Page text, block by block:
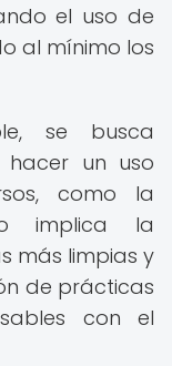
el uso de
al mínimo los
se busca
un uso
como la
implica la
más limpias y
de prácticas
con el